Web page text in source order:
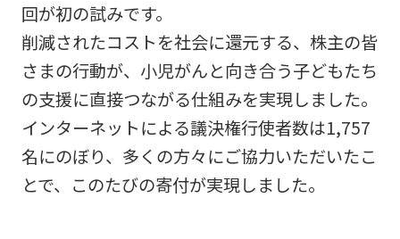
回が初の試みです。
削減されたコストを社会に還元する、株主の皆
さまの行動が、小児がんと向き合う子どもたち
の支援に直接つながる仕組みを実現しました。
インターネットによる議決権行使者数は1,757
名にのぼり、多くの方々にご協力いただいたこ
とで、このたびの寄付が実現しました。